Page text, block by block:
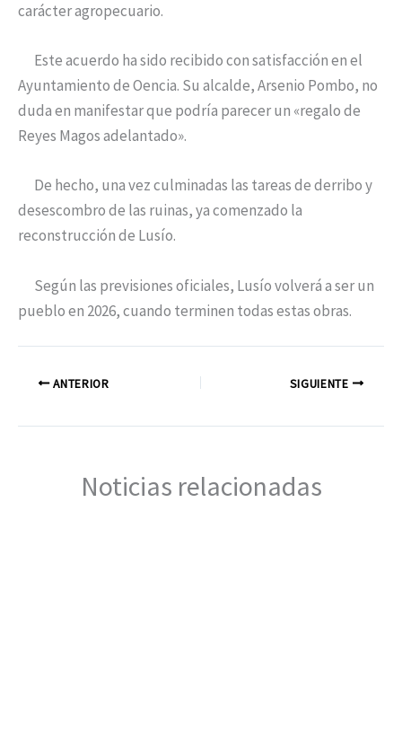
carácter agropecuario.
Este acuerdo ha sido recibido con satisfacción en el
Ayuntamiento de Oencia. Su alcalde, Arsenio Pombo, no
duda en manifestar que podría parecer un «regalo de
Reyes Magos adelantado».
De hecho, una vez culminadas las tareas de derribo y
desescombro de las ruinas, ya comenzado la
reconstrucción de Lusío.
Según las previsiones oficiales, Lusío volverá a ser un
pueblo en 2026, cuando terminen todas estas obras.
ANTERIOR SIGUIENTE
Noticias relacionadas